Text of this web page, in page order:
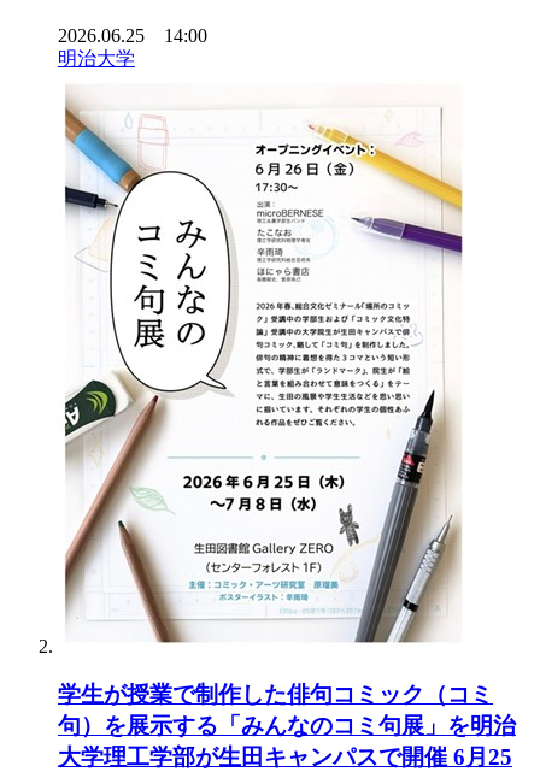
2026.06.25 14:00
明治大学
学生が授業で制作した俳句コミック（コミ
句）を展示する「みんなのコミ句展」を明治
大学理工学部が生田キャンパスで開催 6月25